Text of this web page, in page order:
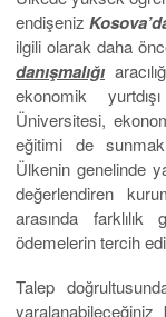
endişeniz
ilgili olarak daha
danışmalığı
ekonomik
Üniversitesi,
eğitimi de sunmak
Ülkenin genelinde
değerlendiren
arasında farklılık
ödemelerin tercih
Talep